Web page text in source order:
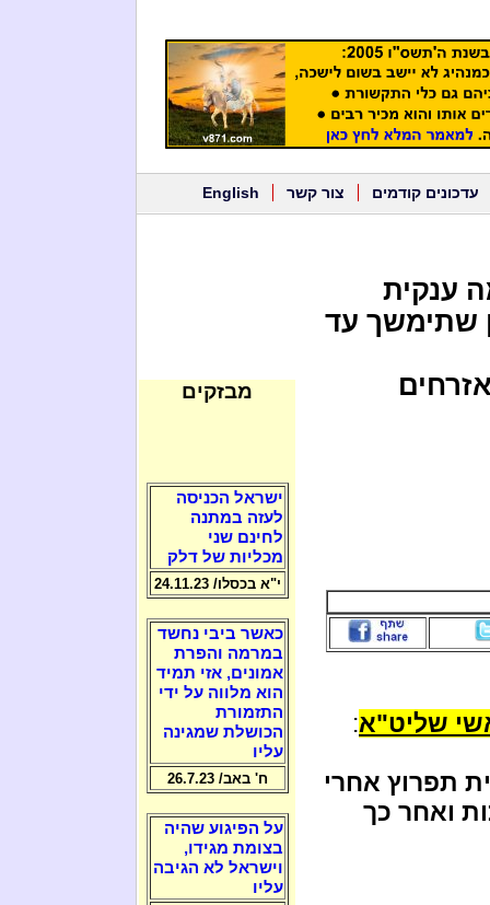
עדכונים קודמים צור קשר English
ענקית
שתימשך עד
שליט"א:
תפרוץ אחרי
ואחר כך
מבזקים
ישראל הכניסה
לעזה במתנה
לחינם שני
מכליות של דלק
י"א בכסלו/ 24.11.23
כאשר ביבי נחשד
במרמה והפרת
אמונים, אזי תמיד
הוא מלווה על ידי
התזמורת
הכושלת שמגינה
עליו
ח' באב/ 26.7.23
על הפיגוע שהיה
בצומת מגידו,
וישראל לא הגיבה
עליו